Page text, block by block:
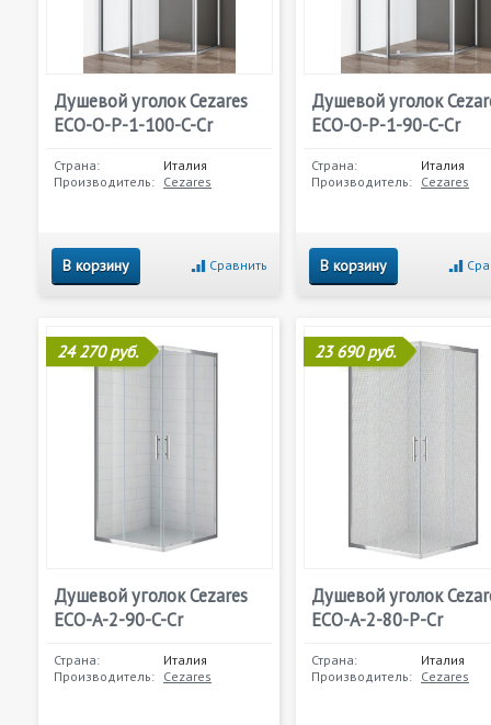
Душевой уголок Cezares
ECO-O-P-1-100-C-Cr
Страна:
Италия
Производитель: Cezares
В корзину Сравнить
Душевой уголок
ECO-O-P-1-90-C-Cr
Страна:
Италия
Производитель: Cezares
В корзину
24 270 руб.
Душевой уголок Cezares
ECO-A-2-90-C-Cr
Страна:
Италия
Производитель: Cezares
23 690 руб.
Душевой уголок
ECO-A-2-80-P-Cr
Страна:
Италия
Производитель: Cezares